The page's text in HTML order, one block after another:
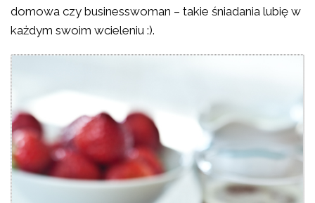
domowa czy businesswoman – takie śniadania lubię w
każdym swoim wcieleniu :).